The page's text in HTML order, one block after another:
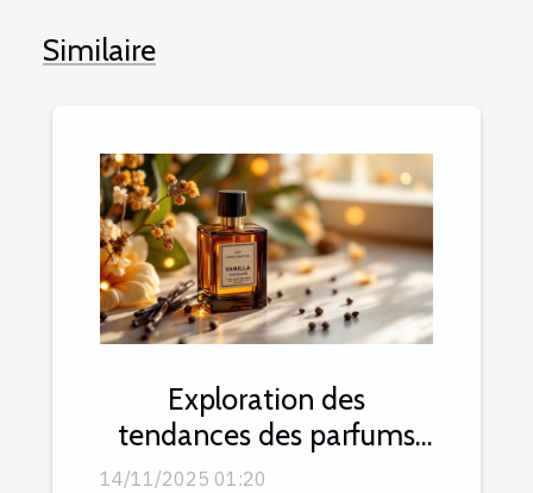
Similaire
Exploration des
tendances des parfums
aphrodisiaques et
14/11/2025 01:20